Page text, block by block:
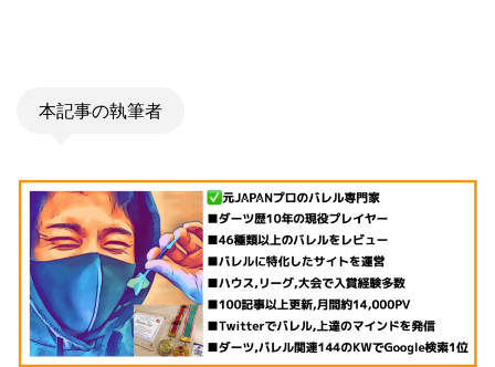
本記事の執筆者